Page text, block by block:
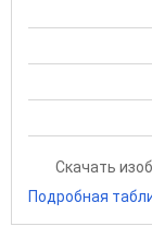
Скачать
Подробная